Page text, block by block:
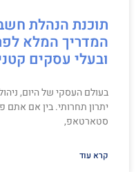
תוכנת הנהלת
המדריך המלא
ובעלי עסקים
בעולם העסקי של היום,
יתרון תחרותי. בין אם אתם
סטארטאפ,
קרא עוד